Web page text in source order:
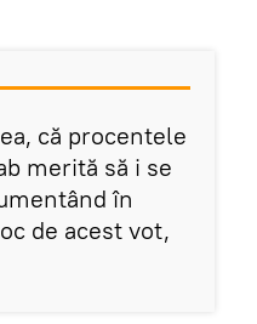
că procentele
merită să i se
în
de acest vot,